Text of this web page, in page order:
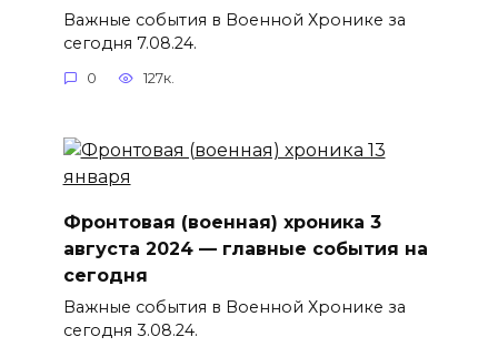
Важные события в Военной Хронике за
сегодня 7.08.24.
0 127к.
Фронтовая (военная) хроника 3
августа 2024 — главные события на
сегодня
Важные события в Военной Хронике за
сегодня 3.08.24.